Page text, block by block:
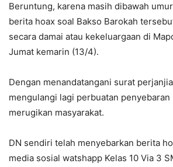
Beruntung, karena masih dibawah
berita hoax soal Bakso Barokah
secara damai atau kekeluargaan di
Jumat kemarin (13/4).
Dengan menandatangani surat
mengulangi lagi perbuatan penyebaran
merugikan masyarakat.
DN sendiri telah menyebarkan berita
media sosial watshapp Kelas 10 Via 3